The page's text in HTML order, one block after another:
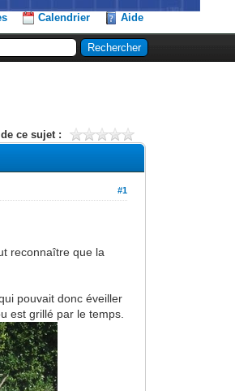
Calendrier Aide
de ce sujet :
#1
reconnaître que la
pouvait donc éveiller
est grillé par le temps.